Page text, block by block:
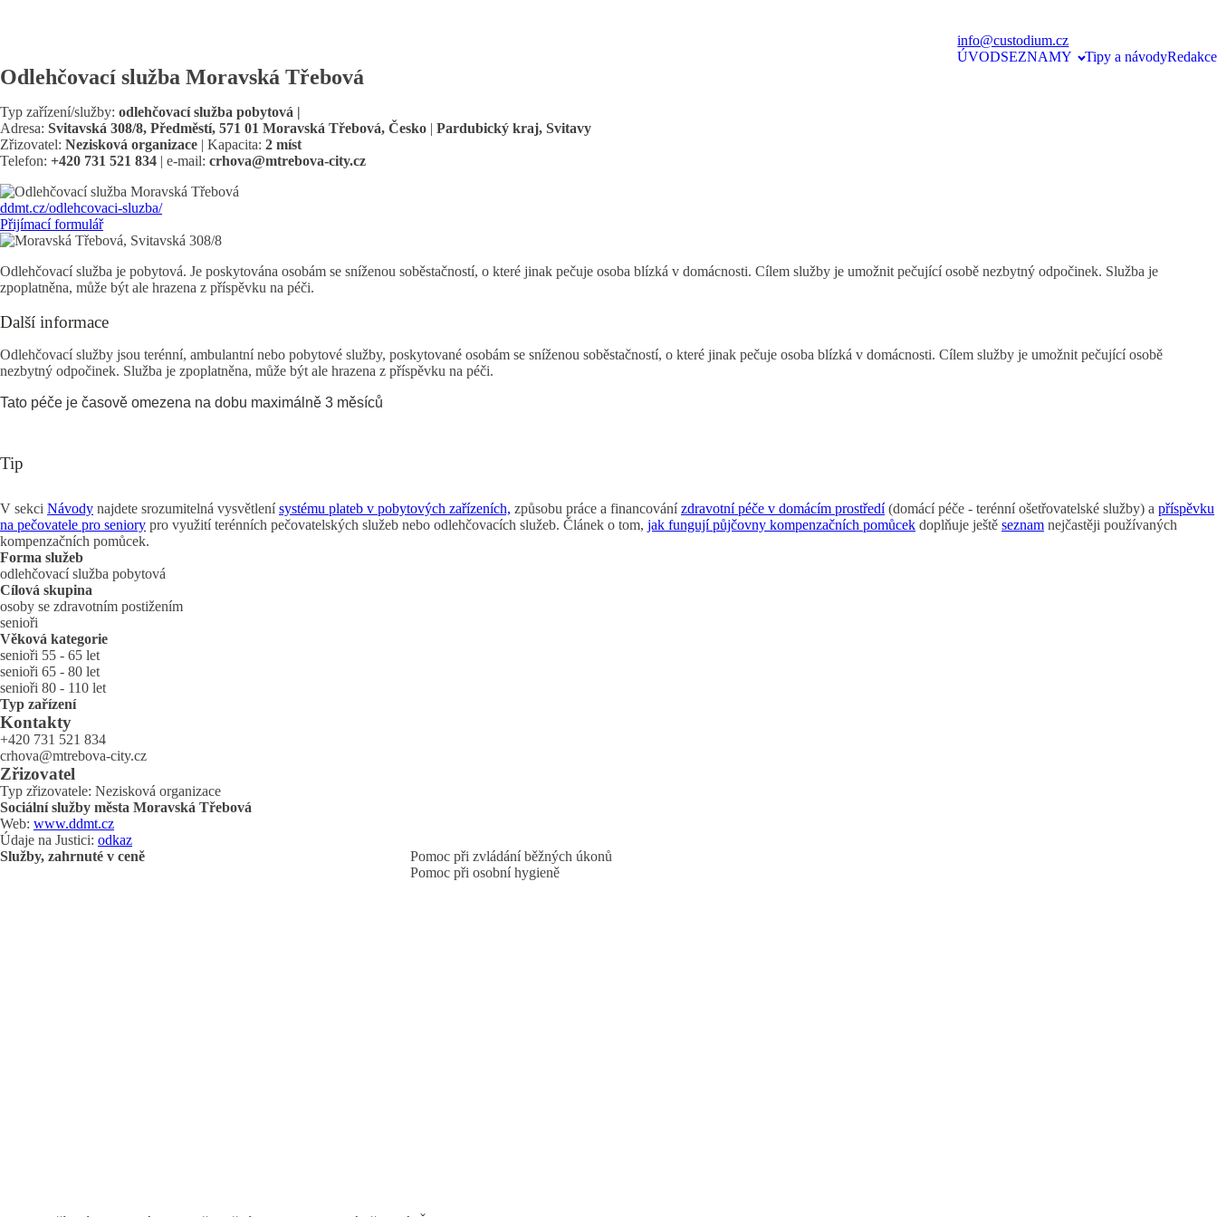
info@custodium.cz
ÚVODSEZNAMY Tipy a návodyRedakce
Odlehčovací služba Moravská Třebová
Typ zařízení/služby: odlehčovací služba pobytová |
Adresa: Svitavská 308/8, Předměstí, 571 01 Moravská Třebová, Česko | Pardubický kraj, Svitavy
Zřizovatel: Nezisková organizace | Kapacita: 2 míst
Telefon: +420 731 521 834 | e-mail: crhova@mtrebova-city.cz
ddmt.cz/odlehcovaci-sluzba/
Přijímací formulář
Odlehčovací služba je pobytová. Je poskytována osobám se sníženou soběstačností, o které jinak pečuje osoba blízká v domácnosti. Cílem služby je umožnit pečující osobě nezbytný odpočinek. Služba je
zpoplatněna, může být ale hrazena z příspěvku na péči.
Další informace
Odlehčovací služby jsou terénní, ambulantní nebo pobytové služby, poskytované osobám se sníženou soběstačností, o které jinak pečuje osoba blízká v domácnosti. Cílem služby je umožnit pečující osobě
nezbytný odpočinek. Služba je zpoplatněna, může být ale hrazena z příspěvku na péči.
Tato péče je časově omezena na dobu maximálně 3 měsíců
Tip
V sekci Návody najdete srozumitelná vysvětlenísystému plateb v pobytových zařízeních, způsobu práce a financovánízdravotní péče v domácím prostředí(domácí péče - terénní ošetřovatelské služby) a příspěvku
na pečovatele pro seniory pro využití terénních pečovatelských služeb nebo odlehčovacích služeb. Článek o tom, jak fungují půjčovny kompenzačních pomůcek doplňuje ještě seznam nejčastěji používaných
kompenzačních pomůcek.
Forma služeb
odlehčovací služba pobytová
Cílová skupina
osoby se zdravotním postižením
senioři
Věková kategorie
senioři 55 - 65 let
senioři 65 - 80 let
senioři 80 - 110 let
Typ zařízení
Kontakty
+420 731 521 834
crhova@mtrebova-city.cz
Zřizovatel
Typ zřizovatele: Nezisková organizace
Sociální služby města Moravská Třebová
Web: www.ddmt.cz
Údaje na Justici: odkaz
Služby, zahrnuté v ceně
Pomoc při zvládání běžných úkonů
Pomoc při osobní hygieně